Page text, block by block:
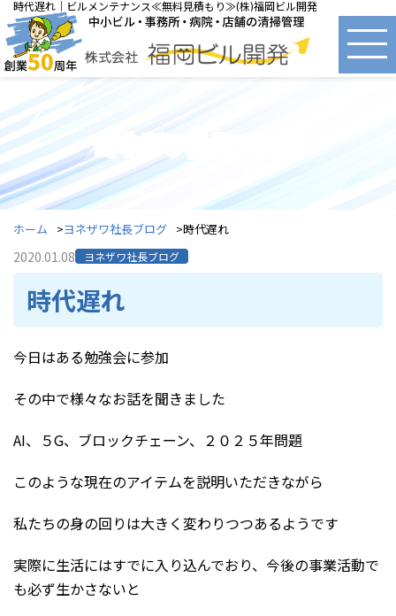
時代遅れ｜ビルメンテナンス≪無料見積もり≫(株)福岡ビル開発
ヨネザワ社長ブログ
ホーム ヨネザワ社長ブログ 時代遅れ
2020.01.08 ヨネザワ社長ブログ
時代遅れ
今日はある勉強会に参加
その中で様々なお話を聞きました
AI、５G、ブロックチェーン、２０２５年問題
このような現在のアイテムを説明いただきながら
私たちの身の回りは大きく変わりつつあるようです
実際に生活にはすでに入り込んでおり、今後の事業活動で
も必ず生かさないと